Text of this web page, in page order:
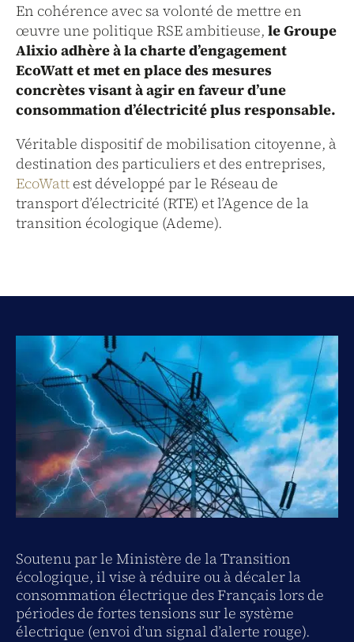
En cohérence avec sa volonté de mettre en
œuvre une politique RSE ambitieuse, le Groupe
Alixio adhère à la charte d’engagement
EcoWatt et met en place des mesures
concrètes visant à agir en faveur d’une
consommation d’électricité plus responsable.
Véritable dispositif de mobilisation citoyenne, à
destination des particuliers et des entreprises,
EcoWatt est développé par le Réseau de
transport d’électricité (RTE) et l’Agence de la
transition écologique (Ademe).
Soutenu par le Ministère de la Transition
écologique, il vise à réduire ou à décaler la
consommation électrique des Français lors de
périodes de fortes tensions sur le système
électrique (envoi d’un signal d’alerte rouge).